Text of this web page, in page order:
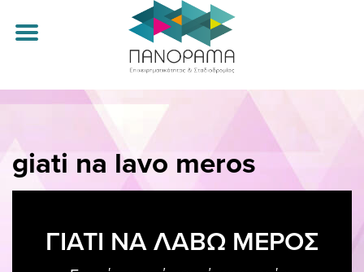
ΑΡΧΙΚΗ
ΟΜΙΛΗΤΕΣ
CAREER DAYS
giati na lavo meros
ΓΙΑΤΙ ΝΑ ΛΑΒΩ ΜΕΡΟΣ